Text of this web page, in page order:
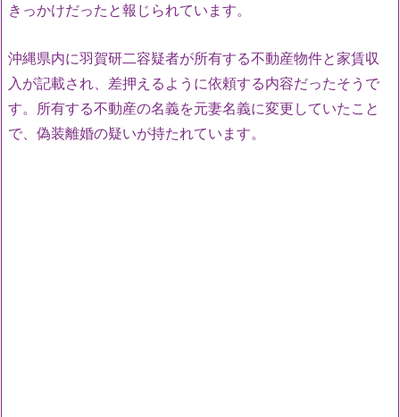
きっかけだったと報じられています。
沖縄県内に羽賀研二容疑者が所有する不動産物件と家賃収
入が記載され、差押えるように依頼する内容だったそうで
す。所有する不動産の名義を元妻名義に変更していたこと
で、偽装離婚の疑いが持たれています。